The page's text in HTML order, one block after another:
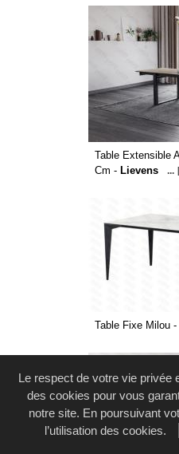
Table Extensible
Cm - Lievens ...
Table Fixe Milou -
Le respect de votre vie privée
des cookies pour vous
notre site. En poursuivant
l’utilisation des cookies.